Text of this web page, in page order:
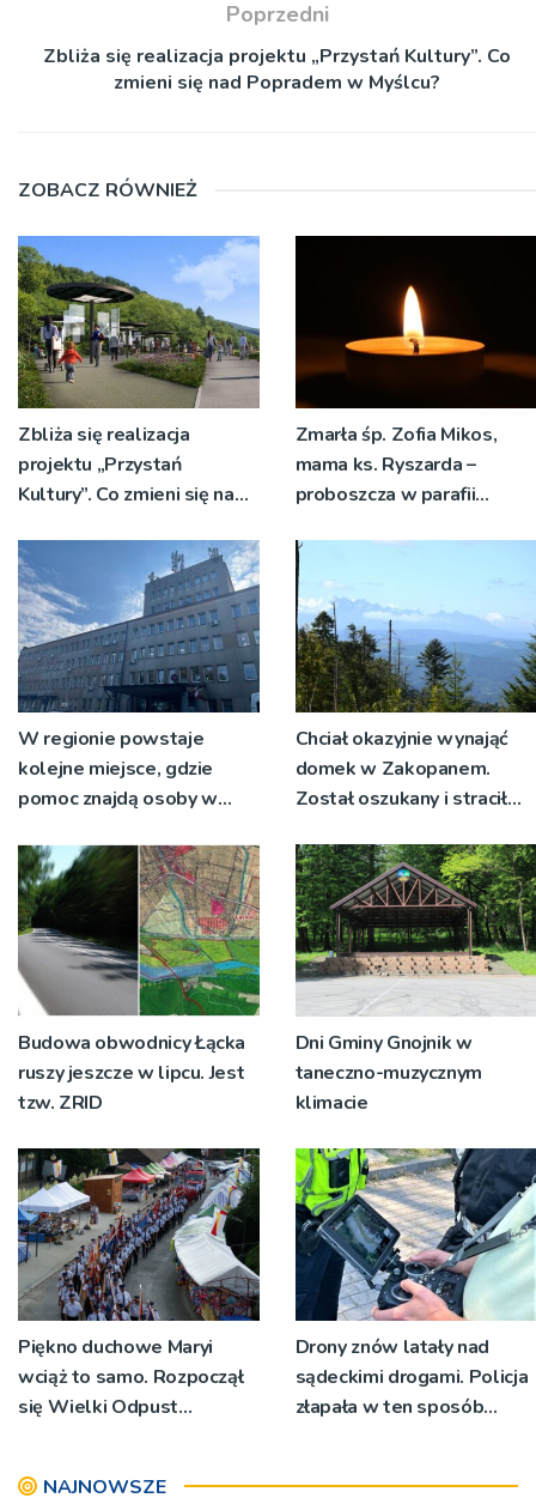
Poprzedni
Zbliża się realizacja projektu „Przystań Kultury”. Co
zmieni się nad Popradem w Myślcu?
ZOBACZ RÓWNIEŻ
Zbliża się realizacja
projektu „Przystań
Kultury”. Co zmieni się nad
Zmarła śp. Zofia Mikos,
mama ks. Ryszarda –
proboszcza w parafii
W regionie powstaje
kolejne miejsce, gdzie
pomoc znajdą osoby w
Chciał okazyjnie wynająć
domek w Zakopanem.
Został oszukany i stracił
Budowa obwodnicy Łącka
ruszy jeszcze w lipcu. Jest
tzw. ZRID
Dni Gminy Gnojnik w
taneczno-muzycznym
klimacie
Piękno duchowe Maryi
wciąż to samo. Rozpoczął
się Wielki Odpust
Drony znów latały nad
sądeckimi drogami. Policja
złapała w ten sposób
NAJNOWSZE